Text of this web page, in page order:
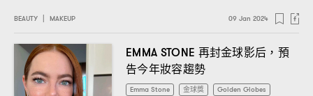
BEAUTY MAKEUP 09 Jan 2024
EMMA STONE 再封金球影后 ， 預
告今年妝容趨勢
Emma Stone 金球獎 Golden Globes